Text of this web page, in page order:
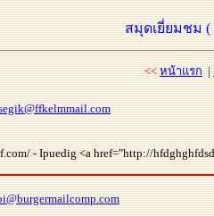
สมุดเยี่ยมชม (
<< หน้าแรก |
- Ipuedig <a href="http://